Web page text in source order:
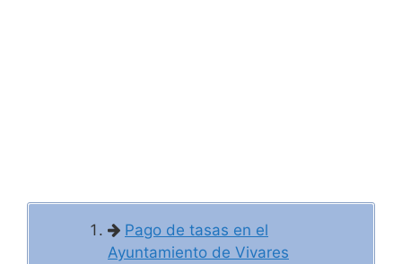
Pago de tasas en el
Ayuntamiento de Vivares